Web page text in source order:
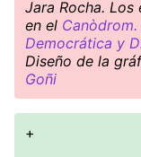
Jara Rocha.
en el
Democrática y
Diseño de la
Goñi
+